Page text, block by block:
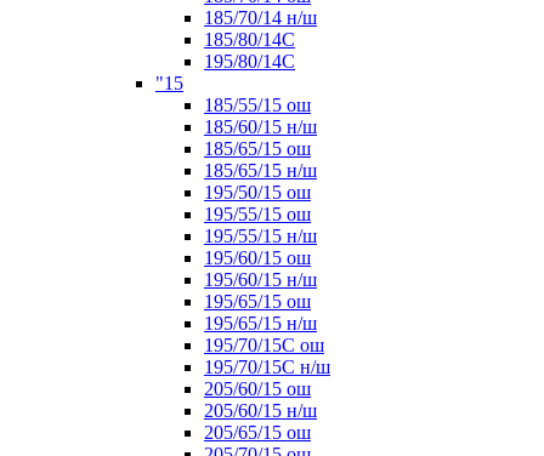
185/70/14 н/ш
185/80/14С
195/80/14C
"15
185/55/15 ош
185/60/15 н/ш
185/65/15 ош
185/65/15 н/ш
195/50/15 ош
195/55/15 ош
195/55/15 н/ш
195/60/15 ош
195/60/15 н/ш
195/65/15 ош
195/65/15 н/ш
195/70/15С ош
195/70/15С н/ш
205/60/15 ош
205/60/15 н/ш
205/65/15 ош